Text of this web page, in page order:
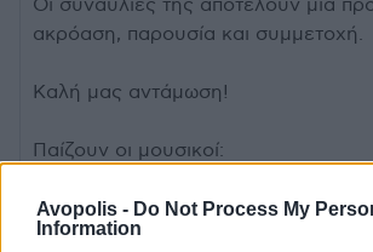
Avopolis - Do Not Process My
Information
Οι συναυλίες της αποτελούν μια
ακρόαση, παρουσία και συμμετοχή.
Καλή μας αντάμωση!
Παίζουν οι μουσικοί:
Γιώργος Θεοδωρακόπουλος –
Ευριπίδης Ζεμενίδης – κιθάρες,